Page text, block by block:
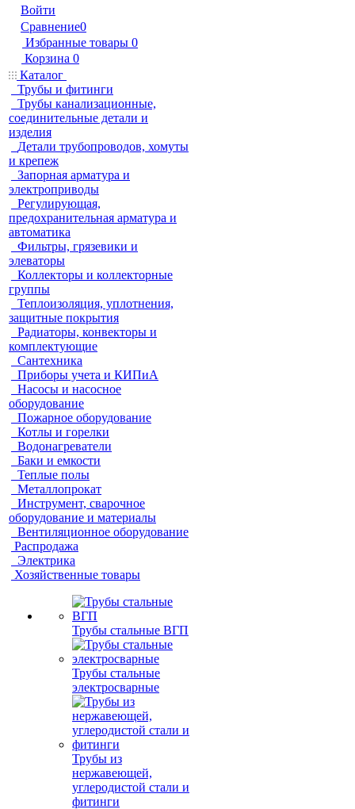
Войти
Сравнение0
Избранные товары 0
Корзина 0
Каталог
Трубы и фитинги
Трубы канализационные,
соединительные детали и
изделия
Детали трубопроводов, хомуты
и крепеж
Запорная арматура и
электроприводы
Регулирующая,
предохранительная арматура и
автоматика
Фильтры, грязевики и
элеваторы
Коллекторы и коллекторные
группы
Теплоизоляция, уплотнения,
защитные покрытия
Радиаторы, конвекторы и
комплектующие
Сантехника
Приборы учета и КИПиА
Насосы и насосное
оборудование
Пожарное оборудование
Котлы и горелки
Водонагреватели
Баки и емкости
Теплые полы
Металлопрокат
Инструмент, сварочное
оборудование и материалы
Вентиляционное оборудование
Распродажа
Электрика
Хозяйственные товары
Трубы стальные ВГП
Трубы стальные
электросварные
Трубы из
нержавеющей,
углеродистой стали и
фитинги